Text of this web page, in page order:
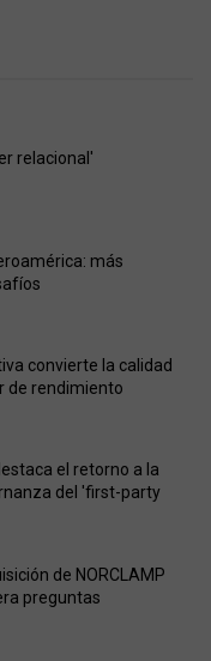
relacional'
más
convierte la calidad
de rendimiento
el retorno a la
del 'first-party
de NORCLAMP
preguntas